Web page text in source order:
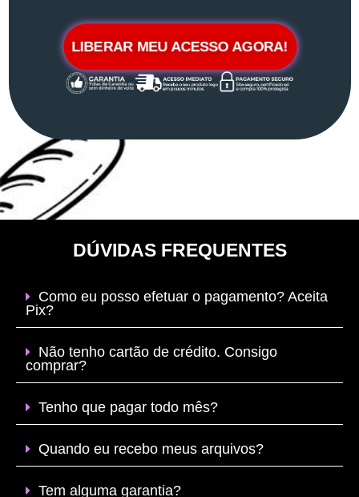
LIBERAR MEU ACESSO AGORA!
DÚVIDAS FREQUENTES
Como eu posso efetuar o pagamento? Aceita
Pix?
Não tenho cartão de crédito. Consigo
comprar?
Tenho que pagar todo mês?
Quando eu recebo meus arquivos?
Tem alguma garantia?